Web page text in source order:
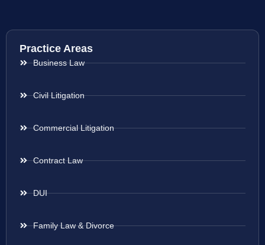
Practice Areas
Business Law
Civil Litigation
Commercial Litigation
Contract Law
DUI
Family Law & Divorce